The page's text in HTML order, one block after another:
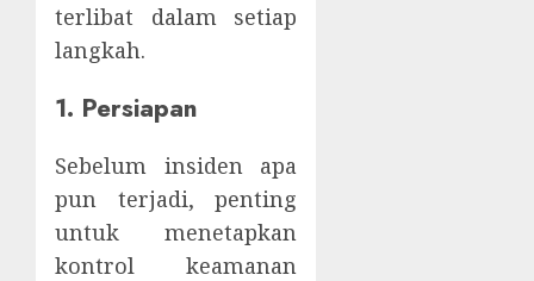
terlibat dalam setiap
langkah.
1. Persiapan
Sebelum insiden apa
pun terjadi, penting
untuk menetapkan
kontrol keamanan